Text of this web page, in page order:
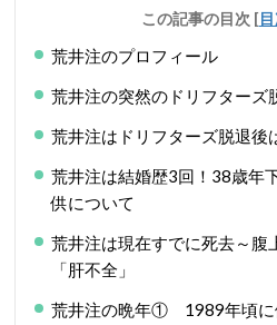
この記事の目次 [
荒井注のプロフィール
荒井注の突然のドリフターズ
荒井注はドリフターズ脱退後
荒井注は結婚歴3回！38歳年
供について
荒井注は現在すでに死去～腹
「肝不全」
荒井注の晩年① 1989年頃に